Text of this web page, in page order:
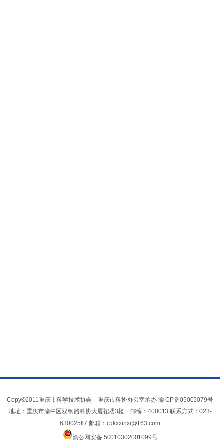
Copy©2011重庆市科学技术协会 重庆市科协办公室承办 渝ICP备05005079号
地址：重庆市渝中区双钢路科协大厦裙楼3楼 邮编：400013 联系方式：023-
63002587 邮箱：cqkxxinxi@163.com
渝公网安备 50010302001099号